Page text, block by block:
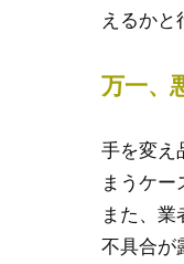
えるかと
万一、
手を変え
まうケー
また、
不具合が